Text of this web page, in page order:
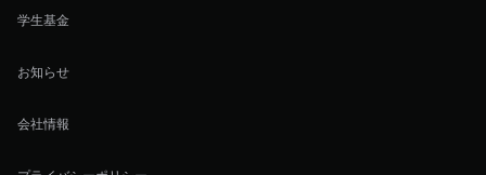
学生基金
お知らせ
会社情報